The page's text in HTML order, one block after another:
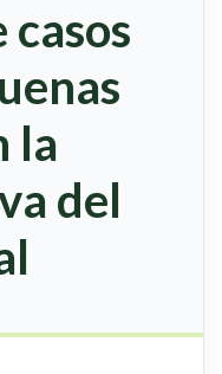
casos
la
del